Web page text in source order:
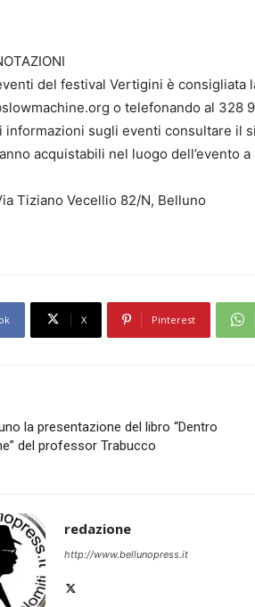
del festival Vertigini è consigliata
o telefonando al 328
informazioni sugli eventi consultare il
acquistabili nel luogo dell’evento a
Tiziano Vecellio 82/N, Belluno
X Pinterest
la presentazione del libro “Dentro
del professor Trabucco
redazione
http://www.bellunopress.it